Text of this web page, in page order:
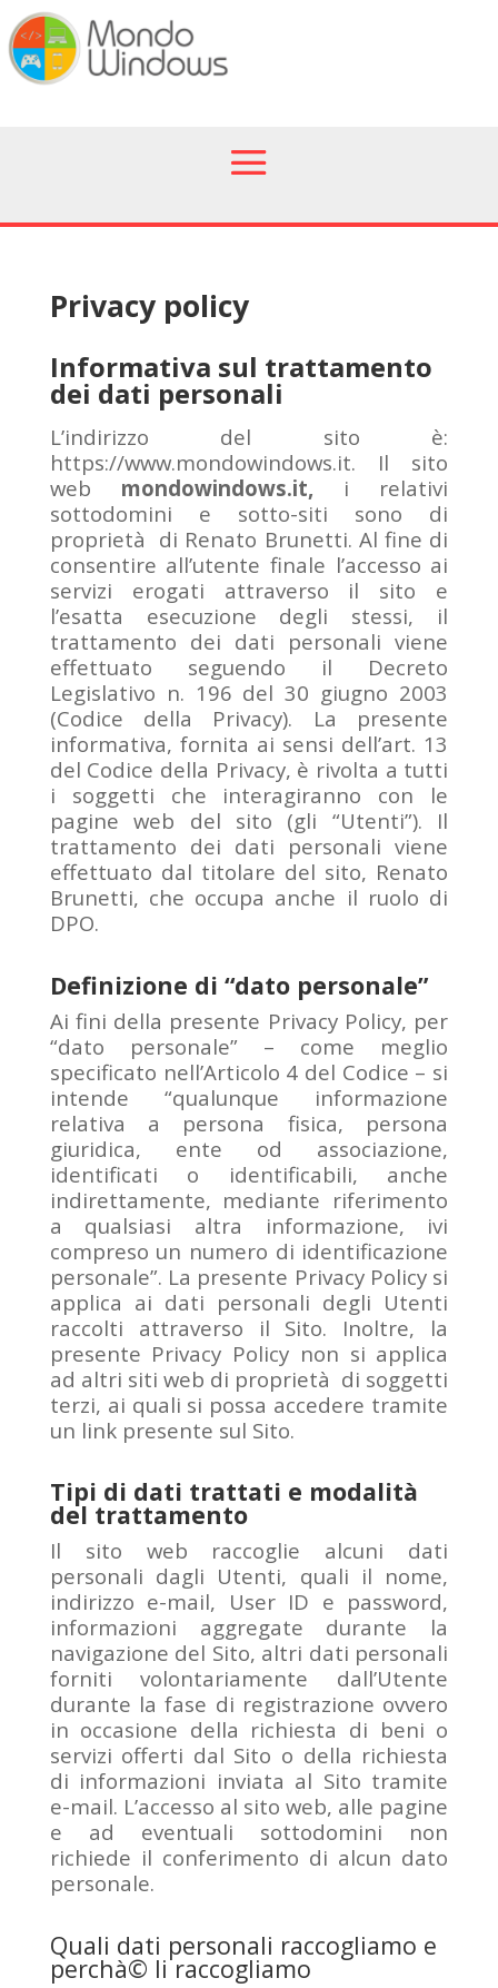
Privacy policy
Informativa sul trattamento
dei dati personali
L’indirizzo del sito è:
https://www.mondowindows.it. Il sito
web mondowindows.it, i relativi
sottodomini e sotto-siti sono di
proprietà di Renato Brunetti. Al fine di
consentire all’utente finale l’accesso ai
servizi erogati attraverso il sito e
l’esatta esecuzione degli stessi, il
trattamento dei dati personali viene
effettuato seguendo il Decreto
Legislativo n. 196 del 30 giugno 2003
(Codice della Privacy). La presente
informativa, fornita ai sensi dell’art. 13
del Codice della Privacy, è rivolta a tutti
i soggetti che interagiranno con le
pagine web del sito (gli “Utenti”). Il
trattamento dei dati personali viene
effettuato dal titolare del sito, Renato
Brunetti, che occupa anche il ruolo di
DPO.
Definizione di “dato personale”
Ai fini della presente Privacy Policy, per
“dato personale” – come meglio
specificato nell’Articolo 4 del Codice – si
intende “qualunque informazione
relativa a persona fisica, persona
giuridica, ente od associazione,
identificati o identificabili, anche
indirettamente, mediante riferimento
a qualsiasi altra informazione, ivi
compreso un numero di identificazione
personale”. La presente Privacy Policy si
applica ai dati personali degli Utenti
raccolti attraverso il Sito. Inoltre, la
presente Privacy Policy non si applica
ad altri siti web di proprietà di soggetti
terzi, ai quali si possa accedere tramite
un link presente sul Sito.
Tipi di dati trattati e modalità
del trattamento
Il sito web raccoglie alcuni dati
personali dagli Utenti, quali il nome,
indirizzo e-mail, User ID e password,
informazioni aggregate durante la
navigazione del Sito, altri dati personali
forniti volontariamente dall’Utente
durante la fase di registrazione ovvero
in occasione della richiesta di beni o
servizi offerti dal Sito o della richiesta
di informazioni inviata al Sito tramite
e-mail. L’accesso al sito web, alle pagine
e ad eventuali sottodomini non
richiede il conferimento di alcun dato
personale.
Quali dati personali raccogliamo e
perchà© li raccogliamo